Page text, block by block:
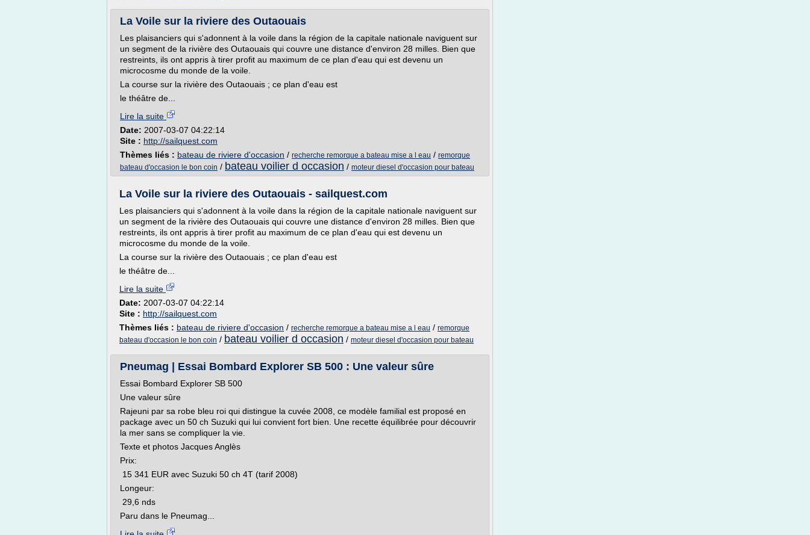
La Voile sur la riviere des Outaouais
Les plaisanciers qui s'adonnent à la voile dans la région de la capitale nationale naviguent sur
un segment de la rivière des Outaouais qui couvre une distance d'environ 28 milles. Bien que
restreints, ils ont appris à tirer profit au maximum de ce plan d'eau qui est devenu un
microcosme du monde de la voile.
La course sur la rivière des Outaouais ; ce plan d'eau est
le théâtre de...
Lire la suite
Date: 2007-03-07 04:22:14
Site : http://sailquest.com
Thèmes liés : bateau de riviere d'occasion / recherche remorque a bateau mise a l eau / remorque
bateau d'occasion le bon coin / bateau voilier d occasion / moteur diesel d'occasion pour bateau
La Voile sur la riviere des Outaouais - sailquest.com
Les plaisanciers qui s'adonnent à la voile dans la région de la capitale nationale naviguent sur
un segment de la rivière des Outaouais qui couvre une distance d'environ 28 milles. Bien que
restreints, ils ont appris à tirer profit au maximum de ce plan d'eau qui est devenu un
microcosme du monde de la voile.
La course sur la rivière des Outaouais ; ce plan d'eau est
le théâtre de...
Lire la suite
Date: 2007-03-07 04:22:14
Site : http://sailquest.com
Thèmes liés : bateau de riviere d'occasion / recherche remorque a bateau mise a l eau / remorque
bateau d'occasion le bon coin / bateau voilier d occasion / moteur diesel d'occasion pour bateau
Pneumag | Essai Bombard Explorer SB 500 : Une valeur sûre
Essai Bombard Explorer SB 500
Une valeur sûre
Rajeuni par sa robe bleu roi qui distingue la cuvée 2008, ce modèle familial est proposé en
package avec un 50 ch Suzuki qui lui convient fort bien. Une recette équilibrée pour découvrir
la mer sans se compliquer la vie.
Texte et photos Jacques Anglès
Prix:
15 341 EUR avec Suzuki 50 ch 4T (tarif 2008)
Longeur:
29,6 nds
Paru dans le Pneumag...